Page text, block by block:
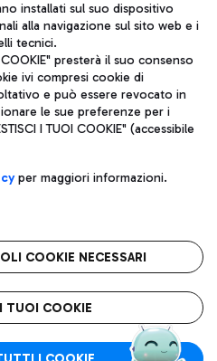
raggiungere l'aeroporto
pensieri con il servizio di taxi a
pausa gustosa in aeroporto
soggetta a direzione e
di Roma 13032990155 P.
vers.
1 - 00054 Fiumicino (RM)
Note legali
FCO
stellato
installati sul suo dispositivo
alla navigazione sul sito web e i
tecnici.
presterà il suo consenso
ivi compresi cookie di
e può essere revocato in
le sue preferenze per i
I TUOI COOKIE" (accessibile
per maggiori informazioni.
COOKIE NECESSARI
TUOI COOKIE